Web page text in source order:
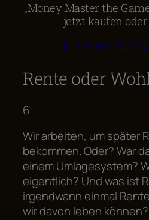
„Money Master the
jetzt kaufen
Klicke hier für
Rente oder
6
Wir arbeiten, um später
bekommen. Oder? War
einem Umlagesystem?
eigentlich? Und was ist
irgendwann einmal
wir davon leben können?